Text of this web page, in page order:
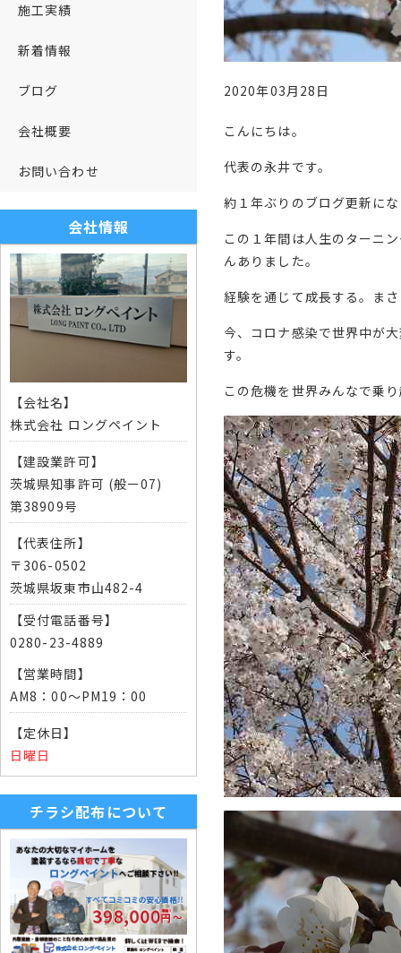
2020年03月28日
こんにちは。
代表の永井です。
約１年ぶりのブログ更新に
この１年間は人生のターニ
んありました。
経験を通じて成長する。ま
今、コロナ感染で世界中が
す。
この危機を世界みんなで乗
施工実績
新着情報
ブログ
会社概要
お問い合わせ
会社情報
【会社名】
株式会社 ロングペイント
【建設業許可】
茨城県知事許可 (般ー07)
第38909号
【代表住所】
〒306-0502
茨城県坂東市山482-4
【受付電話番号】
0280-23-4889
【営業時間】
AM8：00～PM19：00
【定休日】
日曜日
チラシ配布について